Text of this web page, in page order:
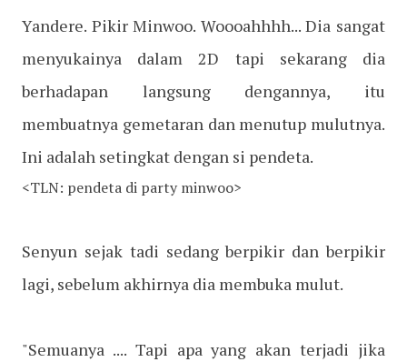
Yandere. Pikir Minwoo. Woooahhhh... Dia sangat
menyukainya dalam 2D tapi sekarang dia
berhadapan langsung dengannya, itu
membuatnya gemetaran dan menutup mulutnya.
Ini adalah setingkat dengan si pendeta.
<TLN: pendeta di party minwoo>
Senyun sejak tadi sedang berpikir dan berpikir
lagi, sebelum akhirnya dia membuka mulut.
"Semuanya .... Tapi apa yang akan terjadi jika